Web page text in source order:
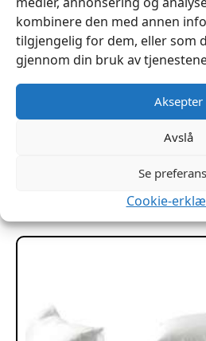
kombinere den med annen
tilgjengelig for dem, eller som
gjennom din bruk av
Aksepter
Avslå
Se
Cookie-
Fjørtråd hamp rygg 2,3mm
Legg I Handlekurv